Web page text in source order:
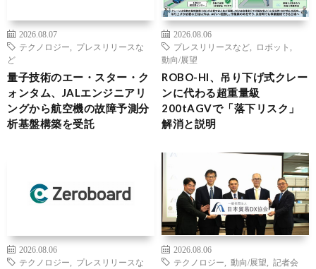
2026.08.07
テクノロジー
プレスリリースな
ど
量子技術のエー・スター・ク
ォンタム、JALエンジニアリ
ングから航空機の故障予測分
析基盤構築を受託
2026.08.06
プレスリリースなど
ロボット
動向/展望
ROBO-HI、吊り下げ式クレー
ンに代わる超重量級
200tAGVで「落下リスク」
解消と説明
2026.08.06
テクノロジー
プレスリリースな
2026.08.06
テクノロジー
動向/展望
記者会